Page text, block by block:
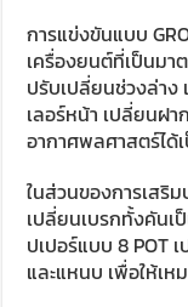
การแข่งขันแบบ
เครื่องยนต์ที่เป็นมา
ปรับเปลี่ยนช่วงล่าง
เลอร์หน้า เปลี่ยนฝา
อากาศพลศาสตร์ได้
ในส่วนของการเสริ
เปลี่ยนเบรกทั้งคันเ
ปเปอร์แบบ 8 POT
และแหนบ เพื่อให้เห